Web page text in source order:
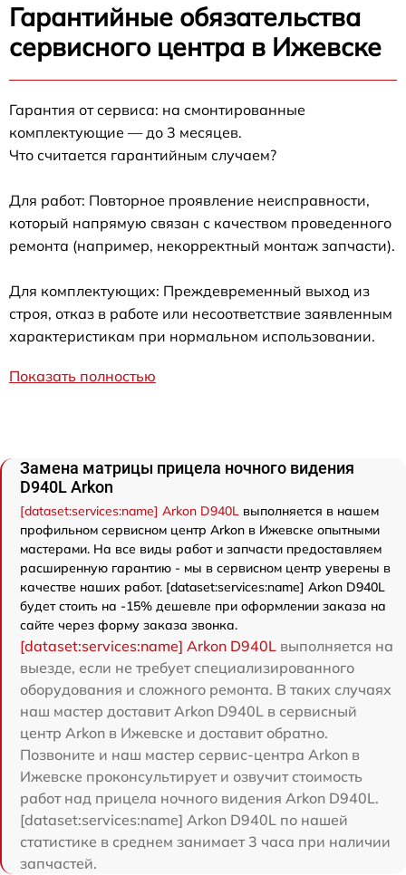
Гарантийные обязательства
сервисного центра в Ижевске
Гарантия от сервиса: на смонтированные
комплектующие — до 3 месяцев.
Что считается гарантийным случаем?
Для работ: Повторное проявление неисправности,
который напрямую связан с качеством проведенного
ремонта (например, некорректный монтаж запчасти).
Для комплектующих: Преждевременный выход из
строя, отказ в работе или несоответствие заявленным
характеристикам при нормальном использовании.
Показать полностью
Замена матрицы прицела ночного видения
D940L Arkon
[dataset:services:name] Arkon D940L выполняется в нашем
профильном сервисном центр Arkon в Ижевске опытными
мастерами. На все виды работ и запчасти предоставляем
расширенную гарантию - мы в сервисном центр уверены в
качестве наших работ. [dataset:services:name] Arkon D940L
будет стоить на -15% дешевле при оформлении заказа на
сайте через форму заказа звонка.
[dataset:services:name] Arkon D940L выполняется на
выезде, если не требует специализированного
оборудования и сложного ремонта. В таких случаях
наш мастер доставит Arkon D940L в сервисный
центр Arkon в Ижевске и доставит обратно.
Позвоните и наш мастер сервис-центра Arkon в
Ижевске проконсультирует и озвучит стоимость
работ над прицела ночного видения Arkon D940L.
[dataset:services:name] Arkon D940L по нашей
статистике в среднем занимает 3 часа при наличии
запчастей.